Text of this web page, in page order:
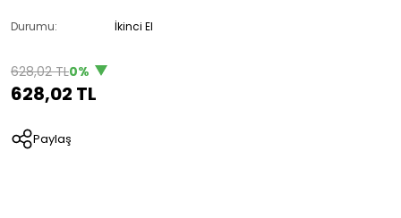
Durumu: İkinci El
628,02 TL0%
628,02 TL
Paylaş